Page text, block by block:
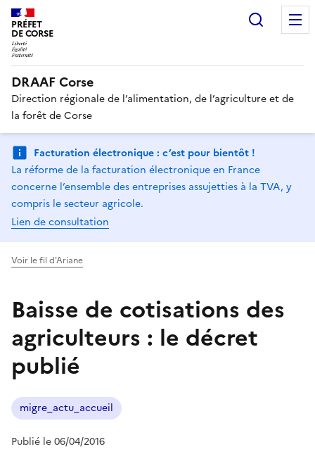
PRÉFET
DE CORSE
DRAAF Corse
Direction régionale de l’alimentation, de l’agriculture et de
la forêt de Corse
Facturation électronique : c’est pour bientôt !
La réforme de la facturation électronique en France
concerne l’ensemble des entreprises assujetties à la TVA, y
compris le secteur agricole.
Lien de consultation
Voir le fil d'Ariane
Baisse de cotisations des
agriculteurs : le décret
publié
migre_actu_accueil
Publié le 06/04/2016